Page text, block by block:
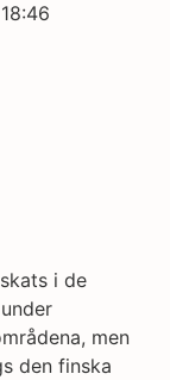
18:46
i de
men
den finska